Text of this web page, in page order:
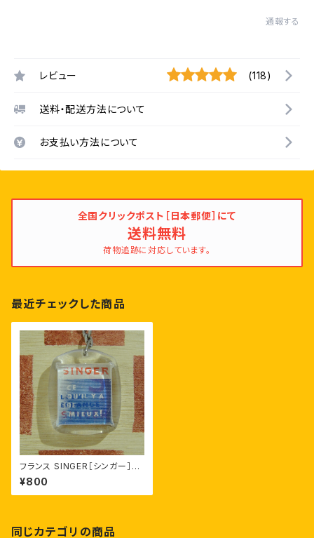
通報する
レビュー (118)
送料・配送方法について
お支払い方法について
全国クリックポスト［日本郵便］にて
送料無料
荷物追跡に対応しています。
最近チェックした商品
フランス SINGER［シンガー］貿
易会社広告 文字が変わるノベル
ティキーホルダー
¥800
同じカテゴリの商品